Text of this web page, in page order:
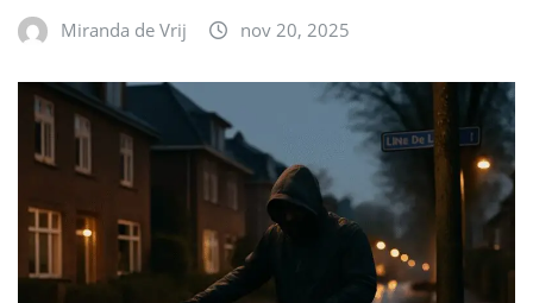
Miranda de Vrij nov 20, 2025